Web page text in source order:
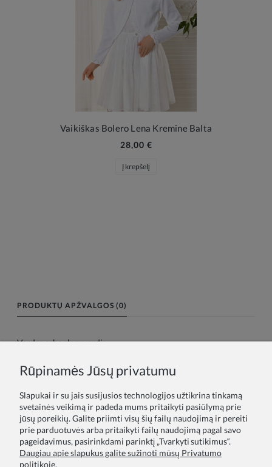
Vaikiškas Bolero Lena Kremine Balta
28,00 €
Į krepšelį
PRODUKTŲ APŽVALGOS (0)
Vardas arba slapyvardis:
Rūpinamės Jūsų privatumu
Slapukai ir su jais susijusios technologijos užtikrina tinkamą
svetainės veikimą ir padeda mums pritaikyti pasiūlymą prie
jūsų poreikių. Galite priimti visų šių failų naudojimą ir pereiti
prie parduotuvės arba pritaikyti failų naudojimą pagal savo
pageidavimus, pasirinkdami parinktį „Tvarkyti sutikimus“.
Daugiau apie slapukus galite sužinoti mūsų Privatumo
politikoje.